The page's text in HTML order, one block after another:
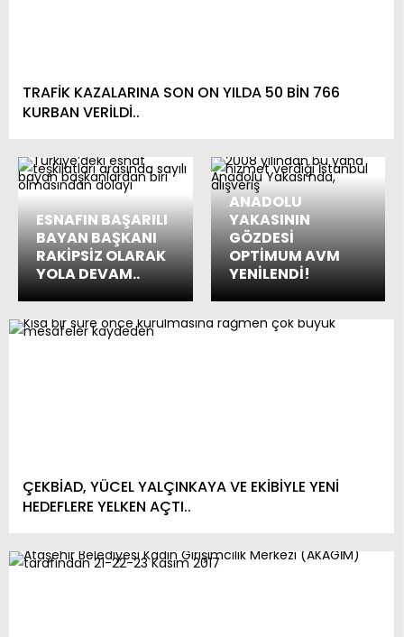
TRAFİK KAZALARINA SON ON YILDA 50 BİN 766
KURBAN VERİLDİ..
ESNAFIN BAŞARILI
BAYAN BAŞKANI
RAKİPSİZ OLARAK
YOLA DEVAM..
ANADOLU
YAKASININ
GÖZDESİ
OPTİMUM AVM
YENİLENDİ!
ÇEKBİAD, YÜCEL YALÇINKAYA VE EKİBİYLE YENİ
HEDEFLERE YELKEN AÇTI..